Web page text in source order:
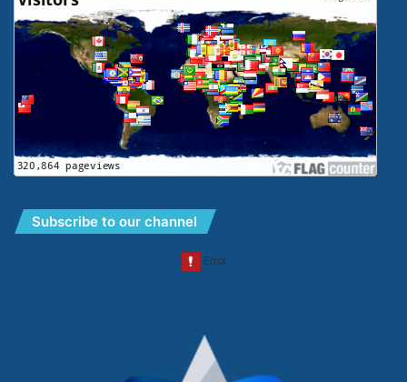
Subscribe to our channel